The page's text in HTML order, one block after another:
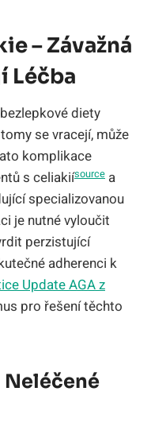
– Závažná
Léčba
diety
se vracejí, může
komplikace
s celiakiísource a
specializovanou
je nutné vyloučit
perzistující
adherenci k
Update AGA z
pro řešení těchto
Neléčené